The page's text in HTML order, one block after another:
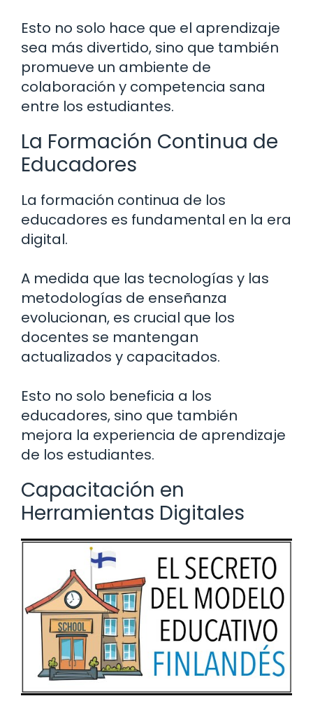
Esto no solo hace que el aprendizaje
sea más divertido, sino que también
promueve un ambiente de
colaboración y competencia sana
entre los estudiantes.
La Formación Continua de
Educadores
La formación continua de los
educadores es fundamental en la era
digital.
A medida que las tecnologías y las
metodologías de enseñanza
evolucionan, es crucial que los
docentes se mantengan
actualizados y capacitados.
Esto no solo beneficia a los
educadores, sino que también
mejora la experiencia de aprendizaje
de los estudiantes.
Capacitación en
Herramientas Digitales